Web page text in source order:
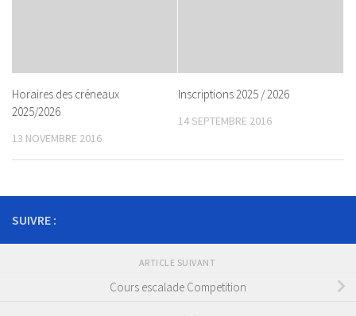
Horaires des créneaux
2025/2026
13 NOVEMBRE 2016
Inscriptions 2025 / 2026
14 SEPTEMBRE 2016
SUIVRE :
ARTICLE SUIVANT
Cours escalade Competition